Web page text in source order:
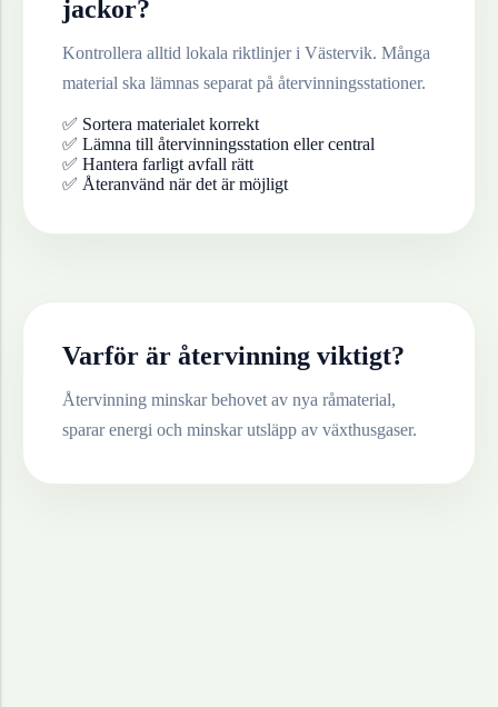
jackor?
Kontrollera alltid lokala riktlinjer i Västervik. Många
material ska lämnas separat på återvinningsstationer.
✅ Sortera materialet korrekt
✅ Lämna till återvinningsstation eller central
✅ Hantera farligt avfall rätt
✅ Återanvänd när det är möjligt
Varför är återvinning viktigt?
Återvinning minskar behovet av nya råmaterial,
sparar energi och minskar utsläpp av växthusgaser.